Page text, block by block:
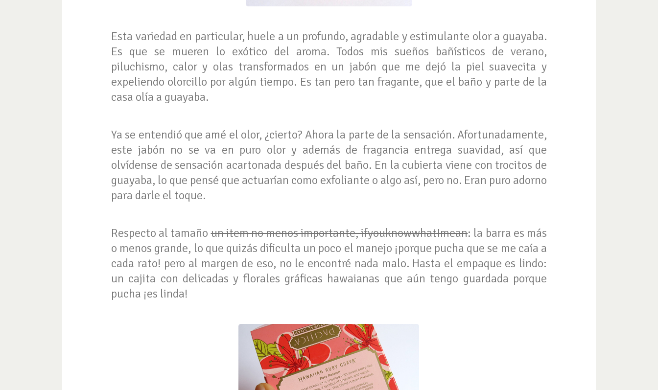
Esta variedad en particular, huele a un profundo, agradable y estimulante olor a guayaba.
Es que se mueren lo exótico del aroma. Todos mis sueños bañísticos de verano,
piluchismo, calor y olas transformados en un jabón que me dejó la piel suavecita y
expeliendo olorcillo por algún tiempo. Es tan pero tan fragante, que el baño y parte de la
casa olía a guayaba.
Ya se entendió que amé el olor, ¿cierto? Ahora la parte de la sensación. Afortunadamente,
este jabón no se va en puro olor y además de fragancia entrega suavidad, así que
olvídense de sensación acartonada después del baño. En la cubierta viene con trocitos de
guayaba, lo que pensé que actuarían como exfoliante o algo así, pero no. Eran puro adorno
para darle el toque.
Respecto al tamañoun item no menos importante, ifyouknowwhatImean: la barra es más
o menos grande, lo que quizás dificulta un poco el manejo ¡porque pucha que se me caía a
cada rato! pero al margen de eso, no le encontré nada malo. Hasta el empaque es lindo:
un cajita con delicadas y florales gráficas hawaianas que aún tengo guardada porque
pucha ¡es linda!